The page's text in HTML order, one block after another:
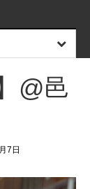
@邑
7日